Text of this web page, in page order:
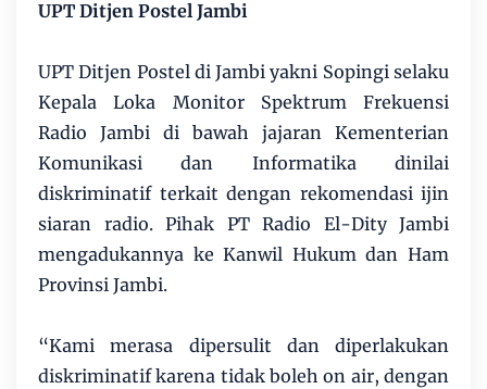
UPT Ditjen Postel Jambi
UPT Ditjen Postel di Jambi yakni Sopingi selaku
Kepala Loka Monitor Spektrum Frekuensi
Radio Jambi di bawah jajaran Kementerian
Komunikasi dan Informatika dinilai
diskriminatif terkait dengan rekomendasi ijin
siaran radio. Pihak PT Radio El-Dity Jambi
mengadukannya ke Kanwil Hukum dan Ham
Provinsi Jambi.
“Kami merasa dipersulit dan diperlakukan
diskriminatif karena tidak boleh on air, dengan